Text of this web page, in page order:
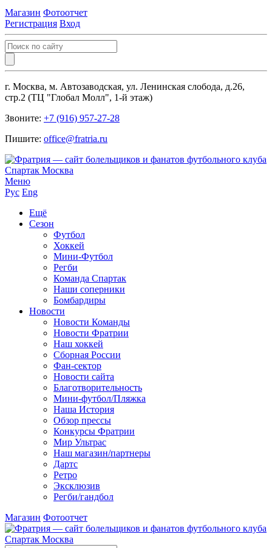
Магазин Фотоотчет
Регистрация Вход
г. Москва, м. Автозаводская, ул. Ленинская слобода, д.26,
стр.2 (ТЦ "Глобал Молл", 1-й этаж)
Звоните: +7 (916) 957-27-28
Пишите: office@fratria.ru
Меню
Рус Eng
Ещё
Сезон
Футбол
Хоккей
Мини-Футбол
Регби
Команда Спартак
Наши соперники
Бомбардиры
Новости
Новости Команды
Новости Фратрии
Наш хоккей
Сборная России
Фан-cектор
Новости сайта
Благотворительность
Мини-футбол/Пляжка
Наша История
Обзор прессы
Конкурсы Фратрии
Мир Ультрас
Наш магазин/партнеры
Дартс
Ретро
Эксклюзив
Регби/гандбол
Магазин Фотоотчет